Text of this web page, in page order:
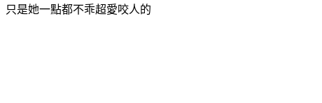
只是她一點都不乖超愛咬人的